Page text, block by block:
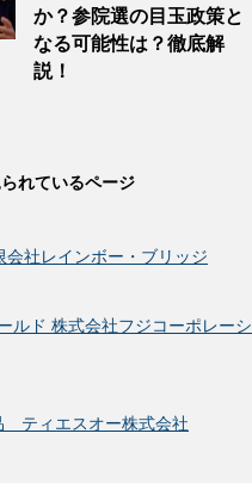
か？参院選の目玉政策と
なる可能性は？徹底解
説！
れているページ
会社レインボー・ブリッジ
ルド 株式会社フジコーポレーシ
ティエスオー株式会社